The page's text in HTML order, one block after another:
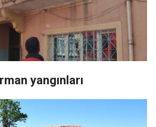
yangınları